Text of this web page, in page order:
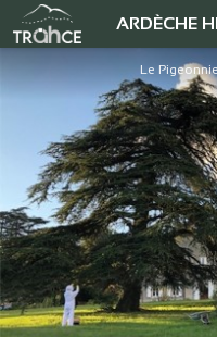
ARDÈCHE
Château de Lemps
Le